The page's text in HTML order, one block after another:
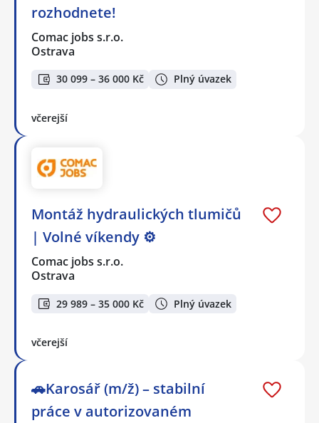
rozhodnete!
Comac jobs s.r.o.
Ostrava
30 099 – 36 000 Kč Plný úvazek
včerejší
Montáž hydraulických tlumičů
| Volné víkendy ⚙️
Comac jobs s.r.o.
Ostrava
29 989 – 35 000 Kč Plný úvazek
včerejší
🚗Karosář (m/ž) – stabilní
práce v autorizovaném